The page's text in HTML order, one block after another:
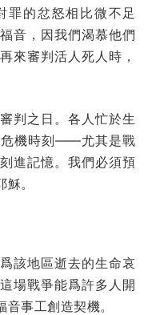
罪的忿怒相比微不足
音，因我們渴慕他們
來審判活人死人時，
判之日。各人忙於生
危機時刻——尤其是戰
進記憶。我們必須預
。
該地區逝去的生命哀
場戰爭能爲許多人開
事工創造契機。